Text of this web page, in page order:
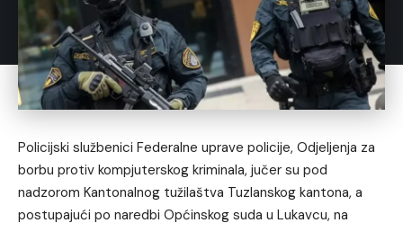
Policijski službenici Federalne uprave policije, Odjeljenja za
borbu protiv kompjuterskog kriminala, jučer su pod
nadzorom Kantonalnog tužilaštva Tuzlanskog kantona, a
postupajući po naredbi Općinskog suda u Lukavcu, na